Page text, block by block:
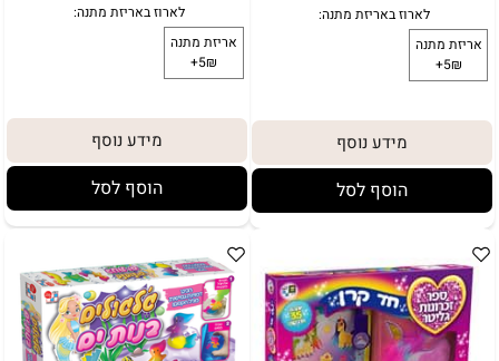
מידע נוסף
הוסף לסל
מידע נוסף
הוסף לסל